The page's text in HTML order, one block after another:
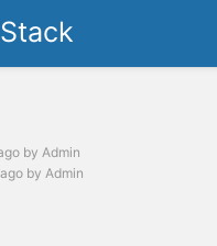
by Admin
by Admin